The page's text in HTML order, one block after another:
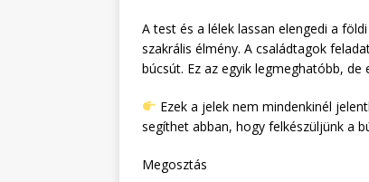
A test és a lélek lassan elengedi a
szakrális élmény. A családtagok
búcsút. Ez az egyik legmeghatóbb,
Ezek a jelek nem mindenkinél
segíthet abban, hogy felkészüljünk a
Megosztás